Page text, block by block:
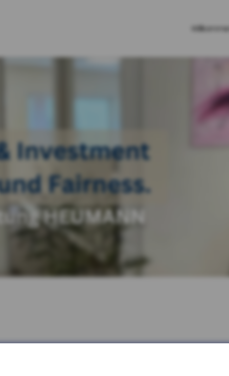
Willkommen
im Führerscheinerwerb
Fahrschulausbildung. Der Gesetzentwurf dazu